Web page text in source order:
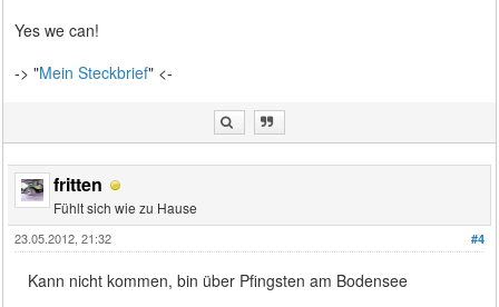
Yes we can!
-> "Mein Steckbrief" <-
fritten
Fühlt sich wie zu Hause
#4
23.05.2012, 21:32
Kann nicht kommen, bin über Pfingsten am Bodensee